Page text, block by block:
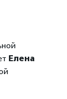
Елена